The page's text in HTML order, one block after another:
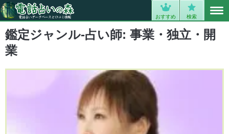
おすすめ 検索
鑑定ジャンル-占い師: 事業・独立・開
業